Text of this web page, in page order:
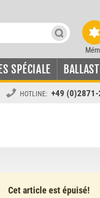
SPÉCIALE
HOTLINE: +49
Cet article est épuisé!